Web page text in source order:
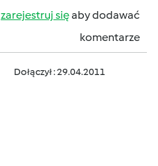
zarejestruj sięaby dodawać
komentarze
Dołączył : 29.04.2011